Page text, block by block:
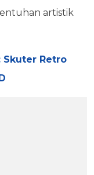
artistik
Skuter Retro